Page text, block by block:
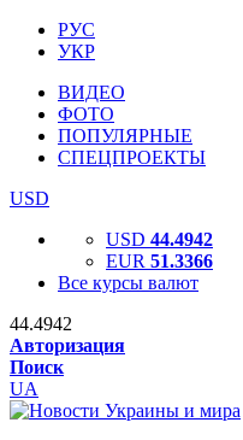
РУС
УКР
ВИДЕО
ФОТО
ПОПУЛЯРНЫЕ
СПЕЦПРОЕКТЫ
USD
USD 44.4942
EUR 51.3366
Все курсы валют
44.4942
Авторизация
Поиск
UA